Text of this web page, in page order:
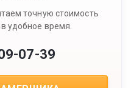
точную стоимость
удобное время.
07-39